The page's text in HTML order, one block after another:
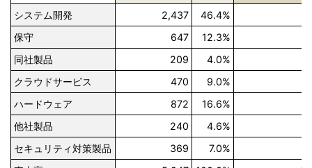
システム開発
2,437 46.4%
保守
647 12.3%
同社製品
209 4.0%
クラウドサービス
470 9.0%
ハードウェア
872 16.6%
他社製品
240 4.6%
セキュリティ対策製品
369 7.0%